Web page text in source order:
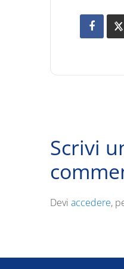
Scrivi
Devi accedere,